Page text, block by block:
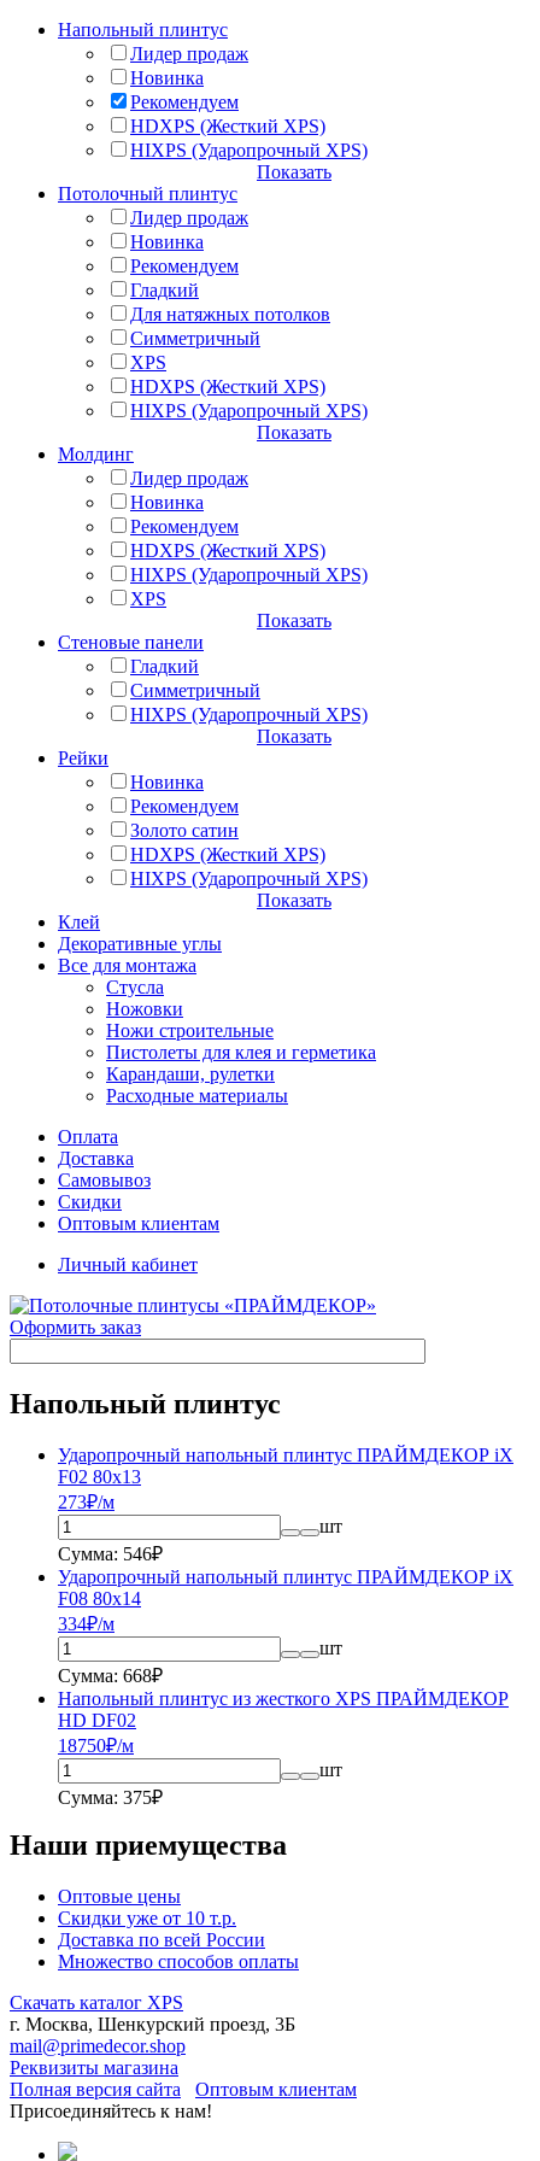
Напольный плинтус
Лидер продаж
Новинка
Рекомендуем
HDXPS (Жесткий XPS)
HIXPS (Ударопрочный XPS)
Показать
Потолочный плинтус
Лидер продаж
Новинка
Рекомендуем
Гладкий
Для натяжных потолков
Симметричный
XPS
HDXPS (Жесткий XPS)
HIXPS (Ударопрочный XPS)
Показать
Молдинг
Лидер продаж
Новинка
Рекомендуем
HDXPS (Жесткий XPS)
HIXPS (Ударопрочный XPS)
XPS
Показать
Стеновые панели
Гладкий
Симметричный
HIXPS (Ударопрочный XPS)
Показать
Рейки
Новинка
Рекомендуем
Золото сатин
HDXPS (Жесткий XPS)
HIXPS (Ударопрочный XPS)
Показать
Клей
Декоративные углы
Все для монтажа
Стусла
Ножовки
Ножи строительные
Пистолеты для клея и герметика
Карандаши, рулетки
Расходные материалы
Оплата
Доставка
Самовывоз
Скидки
Оптовым клиентам
Личный кабинет
Оформить заказ
Напольный плинтус
Ударопрочный напольный плинтус ПРАЙМДЕКОР iX
F02 80x13
273₽/м
шт
Сумма: 546₽
Ударопрочный напольный плинтус ПРАЙМДЕКОР iX
F08 80x14
334₽/м
шт
Сумма: 668₽
Напольный плинтус из жесткого XPS ПРАЙМДЕКОР
HD DF02
18750₽/м
шт
Сумма: 375₽
Наши приемущества
Оптовые цены
Скидки уже от 10 т.р.
Доставка по всей России
Множество способов оплаты
Скачать каталог XPS
г. Москва, Шенкурский проезд, 3Б
mail@primedecor.shop
Реквизиты магазина
Полная версия сайта
Оптовым клиентам
Присоединяйтесь к нам!